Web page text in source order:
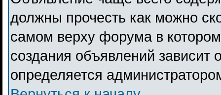
должны прочесть как можно
самом верху форума в
создания объявлений зависит
определяется